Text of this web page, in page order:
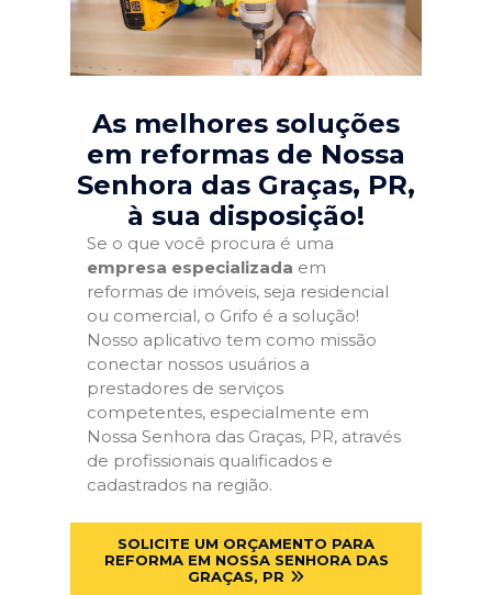
As melhores soluções
em reformas de Nossa
Senhora das Graças, PR,
à sua disposição!
Se o que você procura é uma
empresa especializada em
reformas de imóveis, seja residencial
ou comercial, o Grifo é a solução!
Nosso aplicativo tem como missão
conectar nossos usuários a
prestadores de serviços
competentes, especialmente em
Nossa Senhora das Graças, PR, através
de profissionais qualificados e
cadastrados na região.
SOLICITE UM ORÇAMENTO PARA
REFORMA EM NOSSA SENHORA DAS
GRAÇAS, PR